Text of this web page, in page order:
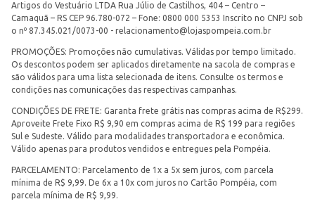
Artigos do Vestuário LTDA Rua Júlio de Castilhos, 404 – Centro –
Camaquã – RS CEP 96.780-072 – Fone: 0800 000 5353 Inscrito no CNPJ sob
o nº 87.345.021/0073-00 - relacionamento@lojaspompeia.com.br
PROMOÇÕES: Promoções não cumulativas. Válidas por tempo limitado.
Os descontos podem ser aplicados diretamente na sacola de compras e
são válidos para uma lista selecionada de itens. Consulte os termos e
condições nas comunicações das respectivas campanhas.
CONDIÇÕES DE FRETE: Garanta frete grátis nas compras acima de R$299.
Aproveite Frete Fixo R$ 9,90 em compras acima de R$ 199 para regiões
Sul e Sudeste. Válido para modalidades transportadora e econômica.
Válido apenas para produtos vendidos e entregues pela Pompéia.
PARCELAMENTO: Parcelamento de 1x a 5x sem juros, com parcela
mínima de R$ 9,99. De 6x a 10x com juros no Cartão Pompéia, com
parcela mínima de R$ 9,99.